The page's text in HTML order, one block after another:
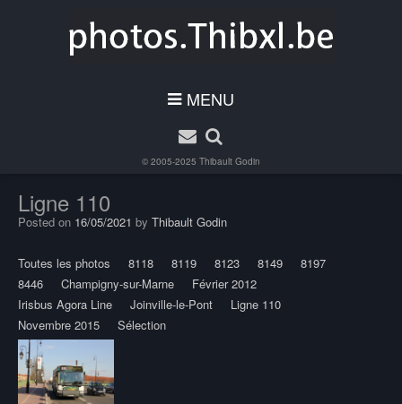
MENU
© 2005-2025 Thibault Godin
Ligne 110
Posted on 16/05/2021 by Thibault Godin
Toutes les photos 8118 8119 8123 8149
8197
8446
Champigny-sur-Marne
Février 2012
Irisbus Agora Line
Joinville-le-Pont
Ligne 110
Novembre 2015
Sélection